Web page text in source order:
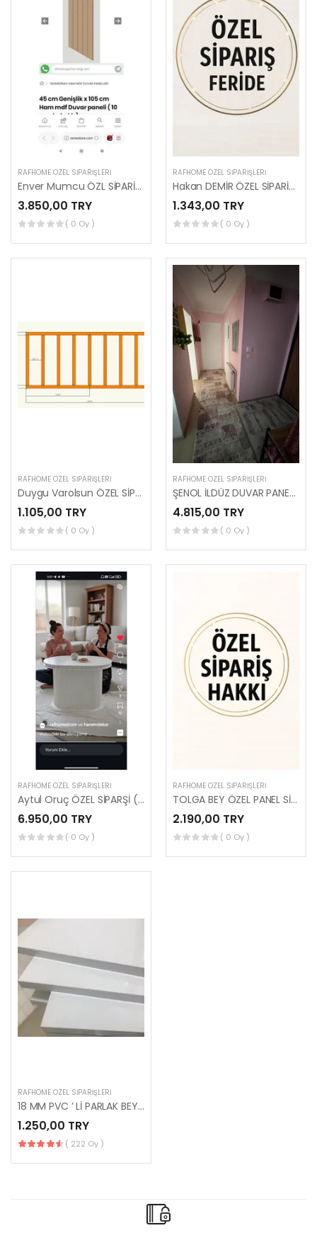
RAFHOME ÖZEL SIPARIŞLERI
Enver Mumcu ÖZL SİPARİŞİ (MUSTAGİM BEY)
3.850,00 TRY
( 0 Oy )
RAFHOME ÖZEL SIPARIŞLERI
Hakan DEMİR ÖZEL SİPARİŞLERİ (FERİFE HANIM)
1.343,00 TRY
( 0 Oy )
RAFHOME ÖZEL SIPARIŞLERI
Duygu Varolsun ÖZEL SİPARİŞİ (FERİDE HANIM)
1.105,00 TRY
( 0 Oy )
RAFHOME ÖZEL SIPARIŞLERI
ŞENOL İLDÜZ DUVAR PANELİ ÖZEL SİPARİŞİ (MUSTAGİM BEY)
4.815,00 TRY
( 0 Oy )
RAFHOME ÖZEL SIPARIŞLERI
Aytul Oruç ÖZEL SİPARŞİ (MUSTAGİM BEY)
6.950,00 TRY
( 0 Oy )
RAFHOME ÖZEL SIPARIŞLERI
TOLGA BEY ÖZEL PANEL SİAPRİŞİ (HAKKI BEY)
2.190,00 TRY
( 0 Oy )
RAFHOME ÖZEL SIPARIŞLERI
18 MM PVC ’ Lİ PARLAK BEYAZ MDFLAM (MT2 FİYATIDIR)
1.250,00 TRY
( 222 Oy )